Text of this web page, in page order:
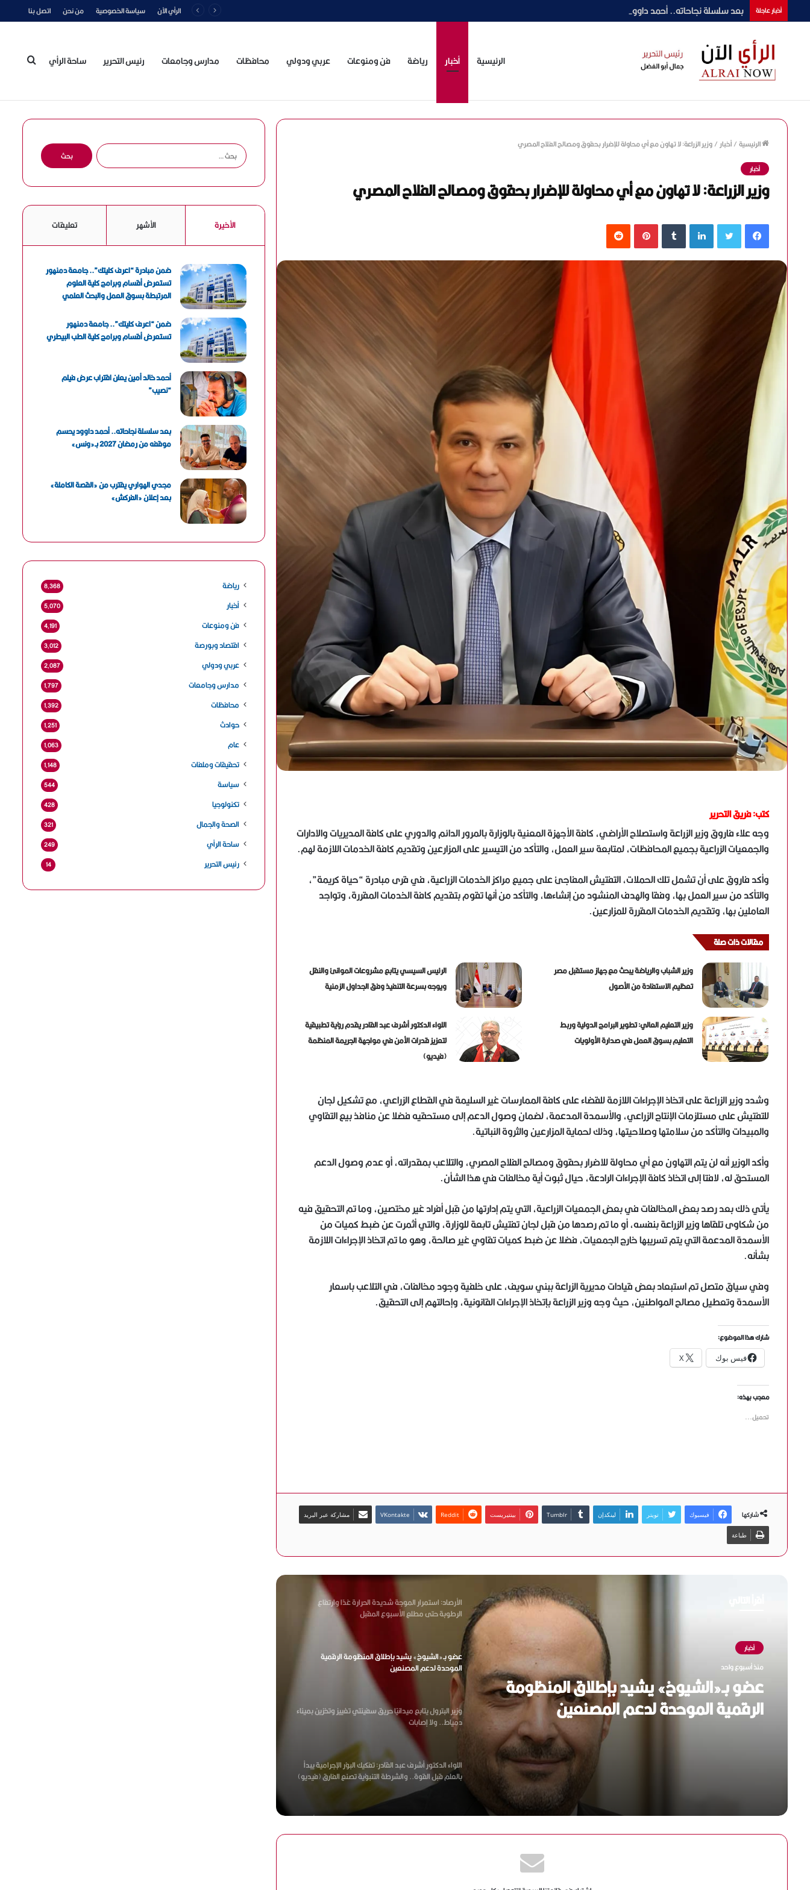
أخبار عاجلة بعد سلسلة نجاحاته.. أحمد داوود يحسم موقفه من رمضان 2027 بـ«ونس» الرأي الآن سياسة الخصوصية من نحن اتصل بنا
الرئيسية أخبار رياضة فن ومنوعات عربي ودولي محافظات مدارس وجامعات رئيس التحرير ساحة الرأي
الرئيسية/أخبار /وزير الزراعة: لا تهاون مع أي محاولة للإضرار بحقوق ومصالح الفلاح المصري
أخبار
وزير الزراعة: لا تهاون مع أي محاولة للإضرار بحقوق ومصالح الفلاح المصري
فيسبوك لينكدإن بينتيريست
كتب: فريق التحرير
وجه علاء فاروق وزير الزراعة واستصلاح الأراضي، كافة الأجهزة المعنية بالوزارة بالمرور الدائم والدوري على كافة المديريات والادارات
والجمعيات الزراعية بجميع المحافظات، لمتابعة سير العمل، والتأكد من التيسير على المزارعين وتقديم كافة الخدمات اللازمة لهم.
وأكد فاروق على أن تشمل تلك الحملات، التفتيش المفاجئ على جميع مراكز الخدمات الزراعية، في قرى مبادرة “حياة كريمة”،
والتأكد من سير العمل بها، وفقا والهدف المنشود من إنشاءها، والتأكد من أنها تقوم بتقديم كافة الخدمات المقررة، وتواجد
العاملين بها، وتقديم الخدمات المقررة للمزارعين.
مقالات ذات صلة
وزير الشباب والرياضة يبحث مع جهاز مستقبل مصر
تعظيم الاستفادة من الأصول
الرئيس السيسي يتابع مشروعات الموانئ والنقل
ويوجه بسرعة التنفيذ وفق الجداول الزمنية
وزير التعليم العالي: تطوير البرامج الدولية وربط
التعليم بسوق العمل في صدارة الأولويات
اللواء الدكتور أشرف عبد القادر يقدم رؤية تطبيقية
لتعزيز قدرات الأمن في مواجهة الجريمة المنظمة
(فيديو)
وشدد وزير الزراعة على اتخاذ الإجراءات اللازمة للقضاء على كافة الممارسات غير السليمة في القطاع الزراعي، مع تشكيل لجان
للتفتيش على مستلزمات الإنتاج الزراعي، والأسمدة المدعمة، لضمان وصول الدعم إلى مستحقيه فضلا عن منافذ بيع التقاوي
والمبيدات والتأكد من سلامتها وصلاحيتها، وذلك لحماية المزارعين والثروة النباتية.
وأكد الوزير أنه لن يتم التهاون مع أي محاولة للاضرار بحقوق ومصالح الفلاح المصري، والتلاعب بمقدراته، أو عدم وصول الدعم
المستحق له، لافتا إلى اتخاذ كافة الإجراءات الرادعة، حيال ثبوت أية مخالفات في هذا الشأن.
يأتي ذلك بعد رصد بعض المخالفات في بعض الجمعيات الزراعية، التي يتم إدارتها من قِبل أفراد غير مختصين، وما تم التحقيق فيه
من شكاوى تلقاها وزير الزراعة بنفسه، أو ما تم رصدها من قبل لجان تفتيش تابعة للوزارة، والتي أثمرت عن ضبط كميات من
الأسمدة المدعمة التي يتم تسريبها خارج الجمعيات، فضلا عن ضبط كميات تقاوي غير صالحة، وهو ما تم اتخاذ الإجراءات اللازمة
بشأنه.
وفي سياق متصل تم استبعاد بعض قيادات مديرية الزراعة ببني سويف، على خلفية وجود مخالفات، في التلاعب باسعار
الأسمدة وتعطيل مصالح المواطنين، حيث وجه وزير الزراعة بإتخاذ الإجراءات القانونية، وإحالتهم إلى التحقيق.
شارك هذا الموضوع:
فيس بوك X
معجب بهذه:
تحميل...
شاركها فيسبوك تويتر لينكدإن بينتيريست مشاركة عبر البريد
طباعة
أخبار
منذ أسبوع واحد
عضو بـ«الشيوخ» يشيد بإطلاق المنظومة
الرقمية الموحدة لدعم المصنعين
وزير البترول يتابع ميدانيًا حريق سفينتي تغييز وتخزين بميناء
دمياط.. ولا إصابات
اللواء الدكتور أشرف عبد القادر: تفكيك البؤر الإجرامية يبدأ
بالعلم قبل القوة.. والشرطة التنبؤية تصنع الفارق (فيديو)
وسد الفجوة التشريعية
اللواء الدكتور أشرف عبد القادر يستعرض آليات مواجهة
جرائم التزييف العميق والاستدلال الجنائي الرقمي (فيديو)
مواجهة الحرائق التي طالت مساحات من أراضيها
الأرصاد: استمرار الموجة شديدة الحرارة غدًا وارتفاع
الرطوبة حتى مطلع الأسبوع المقبل
عضو بـ«الشيوخ» يشيد بإطلاق المنظومة الرقمية
الموحدة لدعم المصنعين
وزير البترول يتابع ميدانيًا حريق سفينتي تغييز وتخزين بميناء
دمياط.. ولا إصابات
اللواء الدكتور أشرف عبد القادر: تفكيك البؤر الإجرامية يبدأ
بالعلم قبل القوة.. والشرطة التنبؤية تصنع الفارق (فيديو)
نائب وزير الصحة: نطالب بقانون مستقل لتجريم زواج الأطفال
وسد الفجوة التشريعية
ا
ل
ح
الأخيرة الأشهر تعليقات
ضمن مبادرة “اعرف كليتك”.. جامعة دمنهور
تستعرض أقسام وبرامج كلية العلوم
المرتبطة بسوق العمل والبحث العلمي
ضمن “اعرف كليتك”.. جامعة دمنهور
تستعرض أقسام وبرامج كلية الطب البيطري
أحمد خالد أمين يعلن اقتراب عرض فيلم
“نصيب”
بعد سلسلة نجاحاته.. أحمد داوود يحسم
موقفه من رمضان 2027 بـ«ونس»
مجدي الهواري يقترب من «القصة الكاملة»
بعد إعلان «الفركش»
رياضة 8٬368
أخبار 5٬070
فن ومنوعات 4٬191
اقتصاد وبورصة 3٬012
عربي ودولي 2٬087
مدارس وجامعات 1٬797
محافظات 1٬392
حوادث 1٬251
عام 1٬063
تحقيقات وملفات 1٬148
سياسة 544
تكنولوجيا 428
الصحة والجمال 321
ساحة الرأي 249
رئيس التحرير 14